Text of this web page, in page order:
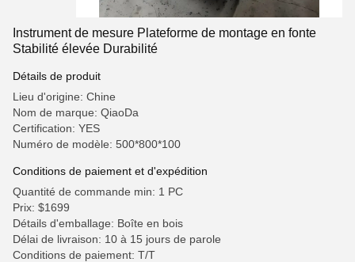
Instrument de mesure Plateforme de montage en fonte
Stabilité élevée Durabilité
Détails de produit
Lieu d'origine: Chine
Nom de marque: QiaoDa
Certification: YES
Numéro de modèle: 500*800*100
Conditions de paiement et d'expédition
Quantité de commande min: 1 PC
Prix: $1699
Détails d'emballage: Boîte en bois
Délai de livraison: 10 à 15 jours de parole
Conditions de paiement: T/T